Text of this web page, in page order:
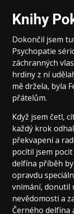
Knihy
Dokončil jsem
Psychopatie
záchranných
hrdiny z ní
mě držela, byla
přátelům.
Když jsem četl,
každý krok
překvapení a
pocítil jsem
delfína příběh
opravdu
vnímání, donutil
nevědomosti a
Černého delfína